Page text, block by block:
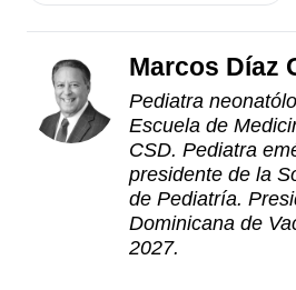
Marcos Díaz
Pediatra
Escuela de
CSD. Pediatra
presidente de la
de Pediatría.
Dominicana de
2027.